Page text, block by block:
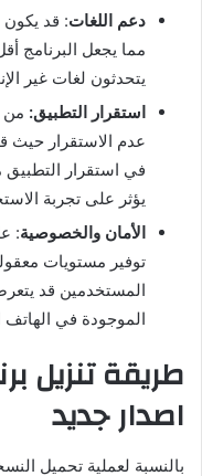
دعم اللغات: قد يكون
مما يجعل البرنامج
يتحدثون لغات غير
استقرار التطبيق: من
عدم الاستقرار
في استقرار التطبيق
يؤثر على تجربة
الأمان والخصوصية:
توفير مستويات
المستخدمين قد
الموجودة في
طريقة تنزيل
اصدار جديد
بالنسبة لعملية تحميل